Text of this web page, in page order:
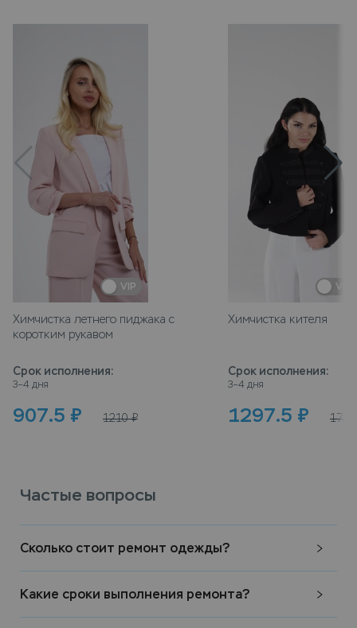
VIP
Химчистка летнего пиджака с
коротким рукавом
Срок исполнения:
3–4 дня
907.5 ₽ 1210 ₽
VIP
Химчистка кителя
Срок исполнения:
3–4 дня
1297.5 ₽ 1730
Частые вопросы
Сколько стоит ремонт одежды?
Какие сроки выполнения ремонта?